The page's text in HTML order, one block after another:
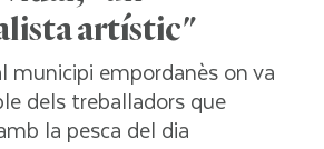
artístic"
municipi empordanès on va
dels treballadors que
la pesca del dia